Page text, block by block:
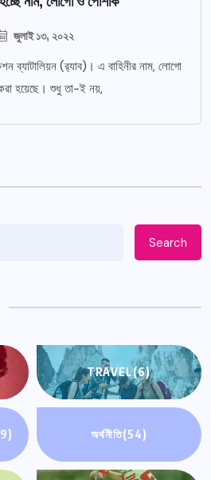
জুলাই ১৩, ২০২২
ব্যাটালিয়ন (র‌্যাব)। এ বাহিনীর নাম, লোগো
করা হয়েছে। শুধু তা-ই নয়,
Search
TRAVEL(6)
অর্থনীতি(54)